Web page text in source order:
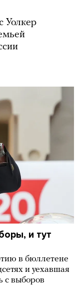
Уолкер
и тут
в бюллетене
и уехавшая
с выборов